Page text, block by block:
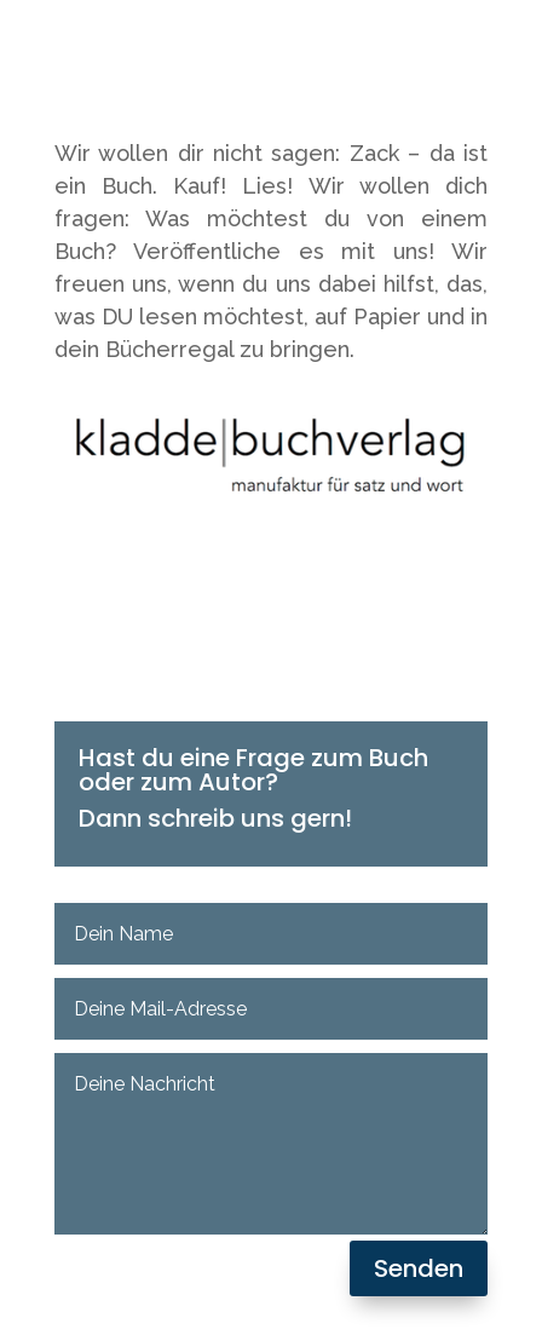
Wir wollen dir nicht sagen: Zack – da ist
ein Buch. Kauf! Lies! Wir wollen dich
fragen: Was möchtest du von einem
Buch? Veröffentliche es mit uns! Wir
freuen uns, wenn du uns dabei hilfst, das,
was DU lesen möchtest, auf Papier und in
dein Bücherregal zu bringen.
Hast du eine Frage zum Buch
oder zum Autor?
Dann schreib uns gern!
Senden